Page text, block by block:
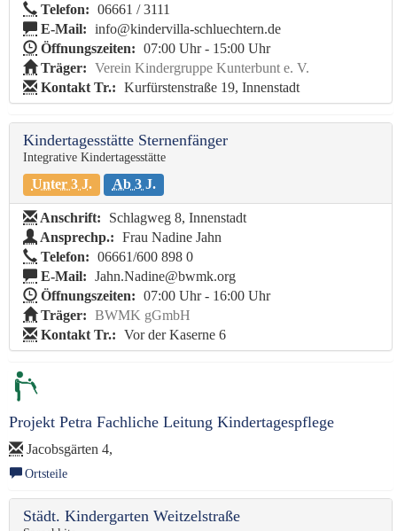
Telefon: 06661 / 3111
E-Mail: info@kindervilla-schluechtern.de
Öffnungszeiten: 07:00 Uhr - 15:00 Uhr
Träger: Verein Kindergruppe Kunterbunt e. V.
Kontakt Tr.: Kurfürstenstraße 19, Innenstadt
Kindertagesstätte Sternenfänger
Integrative Kindertagesstätte
Unter 3 J. Ab 3 J.
Anschrift:
Schlagweg 8, Innenstadt
Ansprechp.: Frau Nadine Jahn
Telefon: 06661/600 898 0
E-Mail: Jahn.Nadine@bwmk.org
Öffnungszeiten: 07:00 Uhr - 16:00 Uhr
Träger: BWMK gGmbH
Kontakt Tr.: Vor der Kaserne 6
Projekt Petra Fachliche Leitung Kindertagespflege
Jacobsgärten 4,
Ortsteile
Städt. Kindergarten Weitzelstraße